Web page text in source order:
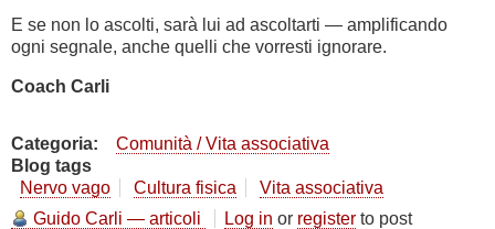
E se non lo ascolti, sarà lui ad ascoltarti — amplificando
ogni segnale, anche quelli che vorresti ignorare.
Coach Carli
Categoria
Comunità / Vita associativa
Blog tags
Nervo vago
Cultura fisica
Vita associativa
Guido Carli — articoli
Log in or register to post